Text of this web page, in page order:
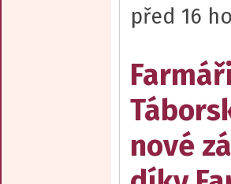
před 16
nové